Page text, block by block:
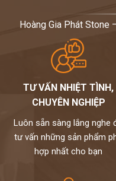
Hoàng Gia Phát Stone
TƯ VẤN NHIỆT TÌNH,
CHUYÊN NGHIỆP
Luôn sẵn sàng lắng nghe
tư vấn những sản phẩm
hợp nhất cho bạn